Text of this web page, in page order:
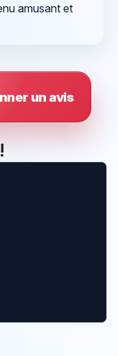
amusant et
un avis